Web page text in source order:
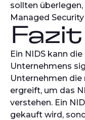
sollten
Managed
Fazit
Ein NIDS kann
Unternehmens
Unternehmen
ergreift, um das
verstehen. Ein
gekauft wird,